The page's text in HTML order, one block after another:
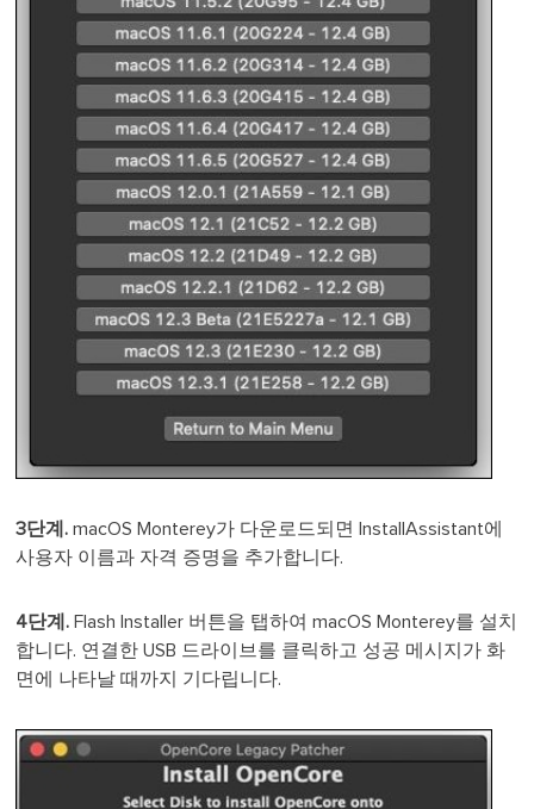
3단계. macOS Monterey가 다운로드되면 InstallAssistant에
사용자 이름과 자격 증명을 추가합니다.
4단계. Flash Installer 버튼을 탭하여 macOS Monterey를 설치
합니다. 연결한 USB 드라이브를 클릭하고 성공 메시지가 화
면에 나타날 때까지 기다립니다.